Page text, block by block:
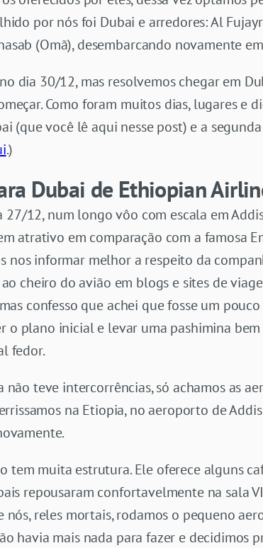
por nós foi Dubai e arredores: Al
(Omã), desembarcando novamente
dia 30/12, mas resolvemos chegar em
Como foram muitos dias, lugares e
(que você lê aqui nesse post) e a
.)
Dubai de Ethiopian
12, num longo vôo com escala em
atrativo em comparação com a famosa
nos informar melhor a respeito da
cheiro do avião em blogs e sites de
confesso que achei que fosse um
o plano inicial e levar uma pashimina
fedor.
não teve intercorrências, só achamos as
na Etiopia, no aeroporto de
tem muita estrutura. Ele oferece alguns
repousaram confortavelmente na sala
reles mortais, rodamos o pequeno
havia mais nada para fazer e decidimos